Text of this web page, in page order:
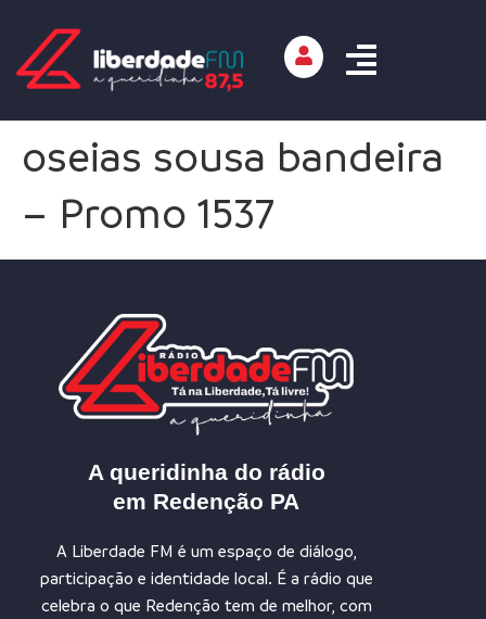
oseias sousa bandeira
– Promo 1537
A queridinha do rádio
em Redenção PA
A Liberdade FM é um espaço de diálogo,
participação e identidade local. É a rádio que
celebra o que Redenção tem de melhor, com